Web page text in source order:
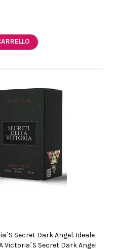
Secret Dark Angel. Ideale
Victoria´s Secret Dark Angel